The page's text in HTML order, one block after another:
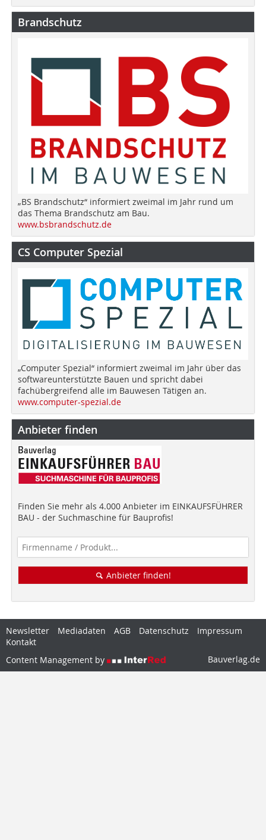
Brandschutz
„BS Brandschutz“ informiert zweimal im Jahr rund um
das Thema Brandschutz am Bau.
www.bsbrandschutz.de
CS Computer Spezial
„Computer Spezial“ informiert zweimal im Jahr über das
softwareunterstützte Bauen und spricht dabei
fachübergreifend alle im Bauwesen Tätigen an.
www.computer-spezial.de
Anbieter finden
Finden Sie mehr als 4.000 Anbieter im EINKAUFSFÜHRER
BAU - der Suchmaschine für Bauprofis!
Anbieter finden!
Newsletter Mediadaten AGB Datenschutz
Impressum
Kontakt
Content Management by
Bauverlag.de